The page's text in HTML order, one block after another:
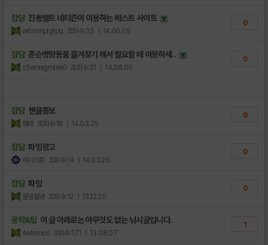
잡담 진동밸트 네티즌이 이용하는 베스트 사이트
w6rvmpigfpq 조회수:35 | 14.06.05
0
잡담 존슨명랑용품 즐겨찾기 해서 필요할 때 이용하세..
c5eraxgmiex0 조회수:31 | 14.06.05
0
잡담 첸클홍보
해래 조회수:18 | 14.03.25
0
잡담 파밍광고
하이리프 조회수:14 | 14.03.25
0
잡담 파밍
물냉물냉 조회수:12 | 13.12.20
0
공략&팁 이 글 아래로는 아무것도 없는 낚시글입니다.
Aeternus 조회수:171 | 13.08.07
1